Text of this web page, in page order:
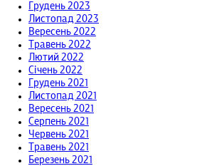
Грудень 2023
Листопад 2023
Вересень 2022
Травень 2022
Лютий 2022
Січень 2022
Грудень 2021
Листопад 2021
Вересень 2021
Серпень 2021
Червень 2021
Травень 2021
Березень 2021